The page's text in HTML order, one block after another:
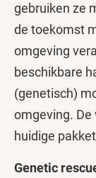
gebruiken ze
de toekomst
omgeving
beschikbare
(genetisch)
omgeving. De
huidige
Genetic